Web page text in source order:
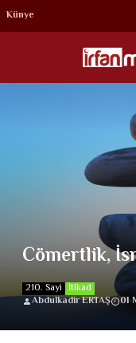
Künye
Cömertlik,
210. Sayi İtikad
Abdulkadir ERTAŞ
01